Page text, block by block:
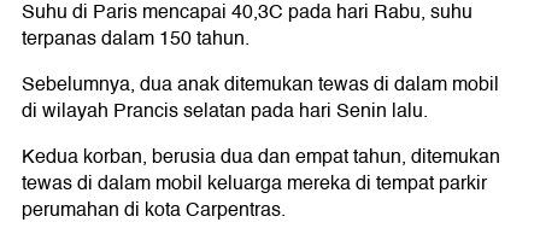
Suhu di Paris mencapai 40,3C pada hari Rabu, suhu
terpanas dalam 150 tahun.
Sebelumnya, dua anak ditemukan tewas di dalam mobil
di wilayah Prancis selatan pada hari Senin lalu.
Kedua korban, berusia dua dan empat tahun, ditemukan
tewas di dalam mobil keluarga mereka di tempat parkir
perumahan di kota Carpentras.